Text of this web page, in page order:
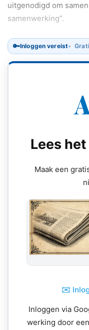
uitgenodigd om
samenwerking”.
🔑Inloggen vereist
Lees
Maak een
✉️
Inloggen via
werking door